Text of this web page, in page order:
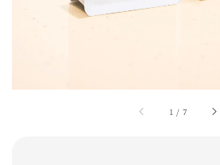
1 / 7